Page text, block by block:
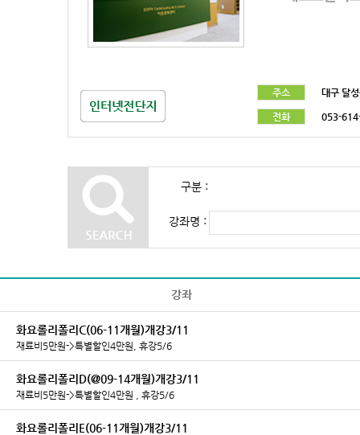
주소 대구 달
전화 053-
구분 :
강좌명 :
강좌
화요롤리폴리C(06-11개월)개강3/11
재료비5만원->특별할인4만원, 휴강5/6
화요롤리폴리D(@09-14개월)개강3/11
재료비5만원->특별할인4만원 , 휴강5/6
화요롤리폴리E(06-11개월)개강3/11